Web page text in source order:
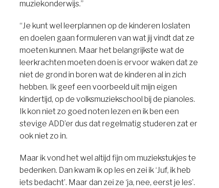
muziekonderwijs.”
“Je kunt wel leerplannen op de kinderen loslaten
en doelen gaan formuleren van wat jij vindt dat ze
moeten kunnen. Maar het belangrijkste wat de
leerkrachten moeten doen is ervoor waken dat ze
niet de grond in boren wat de kinderen al in zich
hebben. Ik geef een voorbeeld uit mijn eigen
kindertijd, op de volksmuziekschool bij de pianoles.
Ik kon niet zo goed noten lezen en ik ben een
stevige ADD’er dus dat regelmatig studeren zat er
ook niet zo in.
Maar ik vond het wel altijd fijn om muziekstukjes te
bedenken. Dan kwam ik op les en zei ik ‘Juf, ik heb
iets bedacht’. Maar dan zei ze ‘ja, nee, eerst je les’.